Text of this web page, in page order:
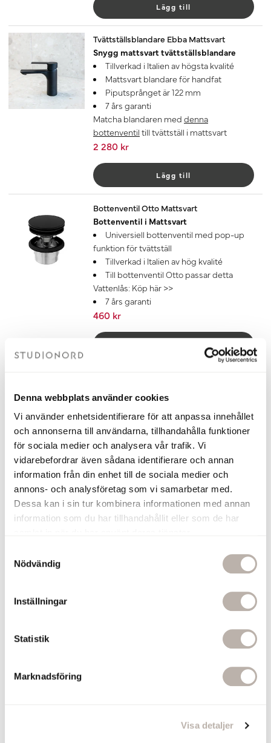
Denna webbplats använder cookies
Vi använder enhetsidentifierare för att anpassa innehållet
och annonserna till användarna, tillhandahålla funktioner
för sociala medier och analysera vår trafik. Vi
vidarebefordrar även sådana identifierare och annan
information från din enhet till de sociala medier och
annons- och analysföretag som vi samarbetar med.
Dessa kan i sin tur kombinera informationen med annan
information som du har tillhandahållit eller som de har
Nödvändig
Inställningar
Statistik
Marknadsföring
Visa detaljer
Lägg till
Tvättställsblandare Ebba Mattsvart
Snygg mattsvart tvättställsblandare
Tillverkad i Italien av högsta kvalité
Mattsvart blandare för handfat
Piputsprånget är 122 mm
7 års garanti
Matcha blandaren med denna
bottenventil till tvättställ i mattsvart
2 280 kr
Lägg till
Bottenventil Otto Mattsvart
Bottenventil i Mattsvart
Universiell bottenventil med pop-up
funktion för tvättställ
Tillverkad i Italien av hög kvalité
Till bottenventil Otto passar detta
Vattenlås: Köp här >>
7 års garanti
460 kr
Handtaget Nova erbjuder karaktär,
komfort och funktion. Välj på 136 mm eller
168 mm bredd och ytorna mattsvart och
krom.
69 kr
Lägg till
Bottenventil EasyClean Krom
kombinerad popup-ventil i kromad
mässing med flexibelt utloppsrör och
Praktisk och smidig lådinredning i
Passar till Rimlig KMR1